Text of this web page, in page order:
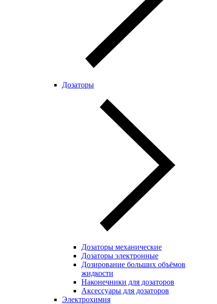
Дозаторы
Дозаторы механические
Дозаторы электронные
Дозирование больших объёмов
жидкости
Наконечники для дозаторов
Аксессуары для дозаторов
Электрохимия